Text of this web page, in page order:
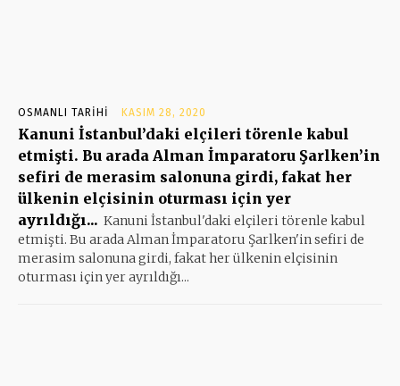
OSMANLI TARIHI KASIM 28, 2020
Kanuni İstanbul’daki elçileri törenle kabul
etmişti. Bu arada Alman İmparatoru Şarlken’in
sefiri de merasim salonuna girdi, fakat her
ülkenin elçisinin oturması için yer
ayrıldığı... Kanuni İstanbul'daki elçileri törenle kabul
etmişti. Bu arada Alman İmparatoru Şarlken'in sefiri de
merasim salonuna girdi, fakat her ülkenin elçisinin
oturması için yer ayrıldığı...